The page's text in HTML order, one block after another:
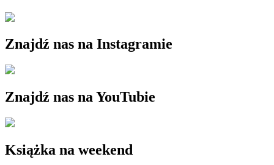
Znajdź nas na Instagramie
Znajdź nas na YouTubie
Książka na weekend